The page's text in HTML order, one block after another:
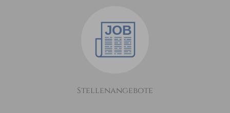
Stellenangebote